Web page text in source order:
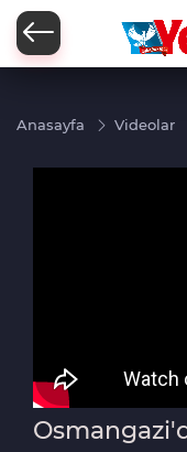
Anasayfa Videolar